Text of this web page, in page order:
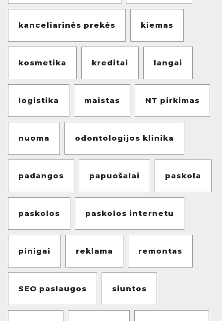
kanceliarinės prekės kiemas
kosmetika kreditai langai
logistika maistas NT pirkimas
nuoma odontologijos klinika
padangos papuošalai paskola
paskolos paskolos internetu
pinigai reklama remontas
SEO paslaugos siuntos